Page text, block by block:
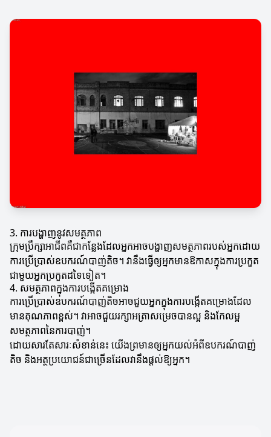
3. ការបង្ហាញនូវសមត្ថភាព
ក្រុមប្រឹក្សាអាជីពគឺជាកន្លែងដែលអ្នកអាចបង្ហាញសមត្ថភាពរបស់អ្នកដោយ
ការប្រើប្រាស់ឧបករណ៍បាញ់តិច។ វានឹងធ្វើឲ្យអ្នកមានឱកាសក្នុងការប្រកួត
ជាមួយអ្នកប្រកួតដទៃទៀត។
4. សមត្ថភាពក្នុងការបង្កើតគម្រោង
ការប្រើប្រាស់ឧបករណ៍បាញ់តិចអាចជួយអ្នកក្នុងការបង្កើតគម្រោងដែល
មានគុណភាពខ្ពស់។ វាអាចជួយរក្សាអត្រាសម្រេចបានល្អ និងកែលម្អ
សមត្ថភាពនៃការបាញ់។
ដោយសារតែសារៈសំខាន់នេះ យើងព្រមានឲ្យអ្នកយល់អំពីឧបករណ៍បាញ់
តិច និងអត្ថប្រយោជន៍ជាច្រើនដែលវានឹងផ្តល់ឱ្យអ្នក។